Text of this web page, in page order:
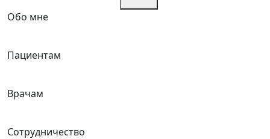
Обо мне
Пациентам
Врачам
Сотрудничество